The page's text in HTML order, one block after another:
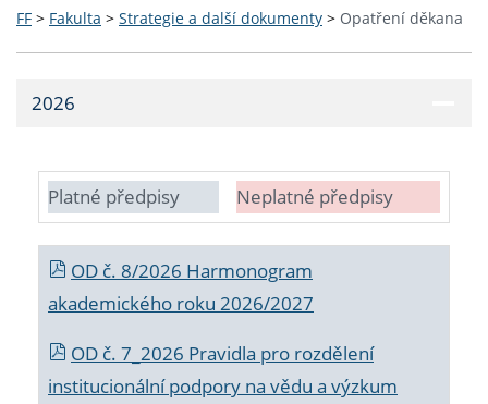
FF > Fakulta > Strategie a další dokumenty > Opatření děkana
2026
Platné předpisy Neplatné předpisy
OD č. 8/2026 Harmonogram
akademického roku 2026/2027
OD č. 7_2026 Pravidla pro rozdělení
institucionální podpory na vědu a výzkum